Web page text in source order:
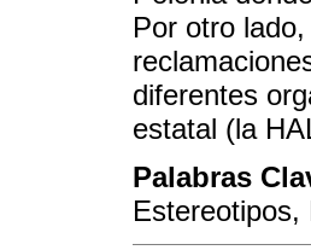
Por otro
diferentes
estatal (la
Palabras
Estereotipos,